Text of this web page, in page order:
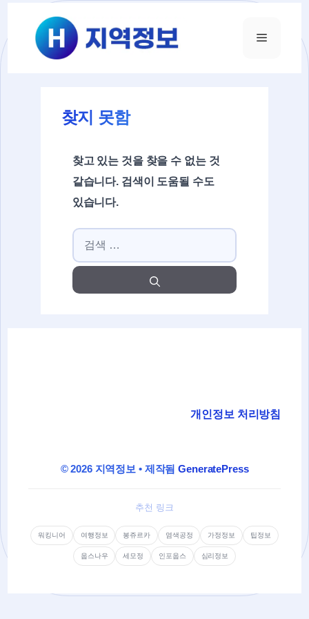
건너뛰기
메뉴
찾지 못함
찾고 있는 것을 찾을 수 없는 것
같습니다. 검색이 도움될 수도
있습니다.
검색:
개인정보 처리방침
© 2026 지역정보 • 제작됨GeneratePress
추천 링크
워킹니어 여행정보 봉쥬르카 염색공정 가정정보 팁정보
웁스나우 세모정 인포웁스 심리정보